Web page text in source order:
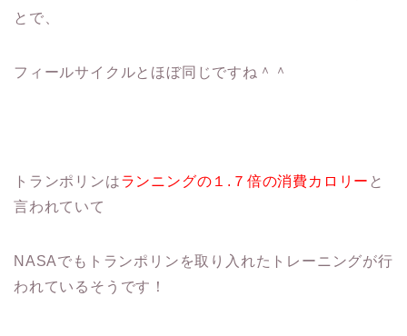
とで、
フィールサイクルとほぼ同じですね＾＾
トランポリンはランニングの１.７倍の消費カロリー と
言われていて
NASAでもトランポリンを取り入れたトレーニングが行
われているそうです！